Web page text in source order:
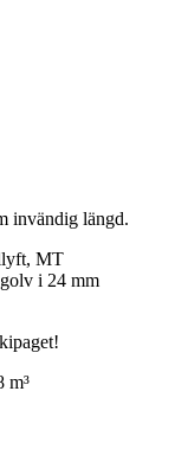
invändig längd.
MT
i 24 mm
m³